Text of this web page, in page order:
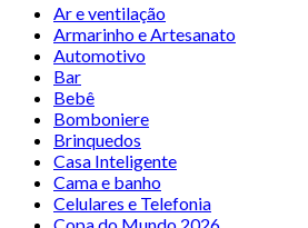
Ar e ventilação
Armarinho e Artesanato
Automotivo
Bar
Bebê
Bomboniere
Brinquedos
Casa Inteligente
Cama e banho
Celulares e Telefonia